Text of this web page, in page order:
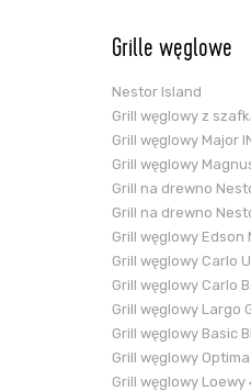
Grille węglowe
Nestor Island
Grill węglowy z
Grill węglowy Major
Grill węglowy
Grill na drewno
Grill na drewno
Grill węglowy
Grill węglowy Carlo
Grill węglowy Carlo
Grill węglowy Largo
Grill węglowy Basic
Grill węglowy
Grill węglowy